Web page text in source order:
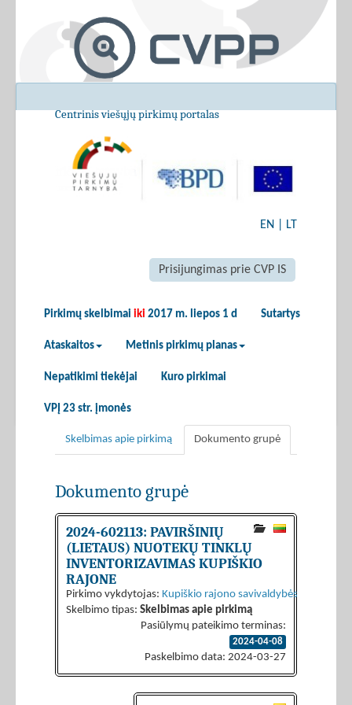
Centrinis viešųjų pirkimų portalas
EN LT
Prisijungimas prie CVP IS
Pirkimų skelbimai iki 2017 m. liepos 1 d Sutartys
Ataskaitos Metinis pirkimų planas
Nepatikimi tiekėjai Kuro pirkimai
VPĮ 23 str. įmonės
Skelbimas apie pirkimą Dokumento grupė
Dokumento grupė
2024-602113: PAVIRŠINIŲ
(LIETAUS) NUOTEKŲ TINKLŲ
INVENTORIZAVIMAS KUPIŠKIO
RAJONE
Pirkimo vykdytojas: Kupiškio rajono savivaldybės
Skelbimo tipas: Skelbimas apie pirkimą
Pasiūlymų pateikimo terminas:
2024-04-08
Paskelbimo data: 2024-03-27